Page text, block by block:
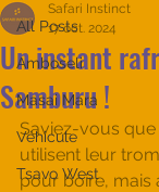
All Posts
Amboseli
Masai Mara
Véhicule
Tsavo West
Un instant
Samburu !
Safari Instinct
17 oct. 2024
Saviez-vous que
utilisent leur
pour boire, mais